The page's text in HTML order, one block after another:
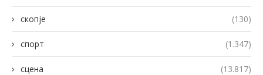
скопје (130)
спорт (1.347)
сцена (13.817)